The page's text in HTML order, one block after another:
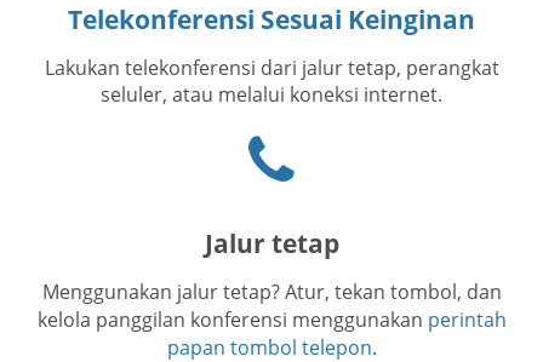
Telekonferensi Sesuai Keinginan
Lakukan telekonferensi dari jalur tetap, perangkat
seluler, atau melalui koneksi internet.
telepon
Jalur tetap
Menggunakan jalur tetap? Atur, tekan tombol, dan
kelola panggilan konferensi menggunakan perintah
papan tombol telepon.